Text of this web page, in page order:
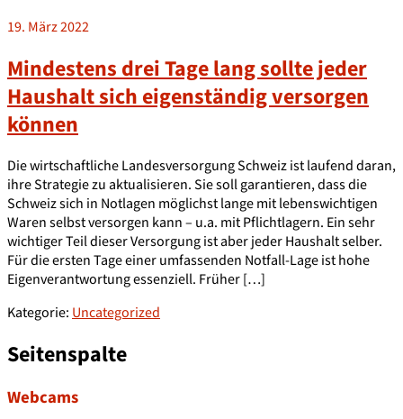
19. März 2022
Mindestens drei Tage lang sollte jeder
Haushalt sich eigenständig versorgen
können
Die wirtschaftliche Landesversorgung Schweiz ist laufend daran,
ihre Strategie zu aktualisieren. Sie soll garantieren, dass die
Schweiz sich in Notlagen möglichst lange mit lebenswichtigen
Waren selbst versorgen kann – u.a. mit Pflichtlagern. Ein sehr
wichtiger Teil dieser Versorgung ist aber jeder Haushalt selber.
Für die ersten Tage einer umfassenden Notfall-Lage ist hohe
Eigenverantwortung essenziell. Früher […]
Kategorie: Uncategorized
Seitenspalte
Webcams